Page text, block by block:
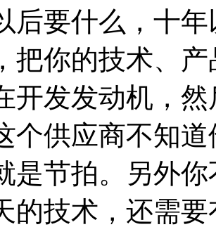
后要什么，十
把你的技术、
开发发动机，
个供应商不知
是节拍。另外
的技术，还需